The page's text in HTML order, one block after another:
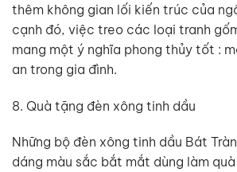
thêm không gian lối kiến trúc của
cạnh đó, việc treo các loại tranh
mang một ý nghĩa phong thủy tốt :
an trong gia đình.
8. Quà tặng đèn xông tinh dầu
Những bộ đèn xông tinh dầu Bát
dáng màu sắc bắt mắt dùng làm